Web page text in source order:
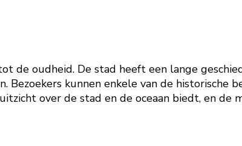
de oudheid. De stad heeft een lange
Bezoekers kunnen enkele van de historische
over de stad en de oceaan biedt, en